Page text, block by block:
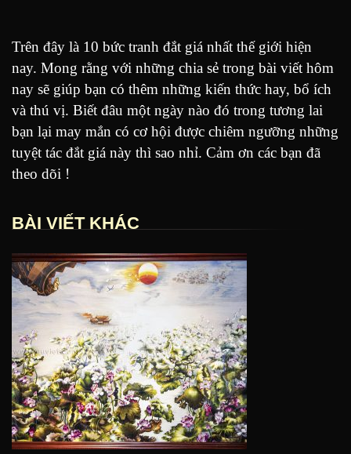
Trên đây là 10 bức tranh đắt giá nhất thế giới hiện
nay. Mong rằng với những chia sẻ trong bài viết hôm
nay sẽ giúp bạn có thêm những kiến thức hay, bổ ích
và thú vị. Biết đâu một ngày nào đó trong tương lai
bạn lại may mắn có cơ hội được chiêm ngưỡng những
tuyệt tác đắt giá này thì sao nhỉ. Cảm ơn các bạn đã
theo dõi !
BÀI VIẾT KHÁC